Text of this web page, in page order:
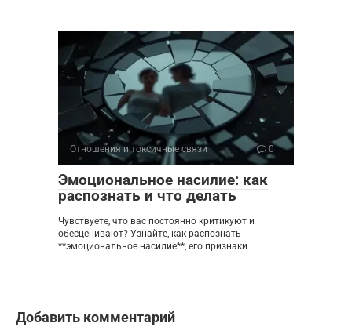
Отношения и токсичные связи 0
Эмоциональное насилие: как
распознать и что делать
Чувствуете, что вас постоянно критикуют и
обесценивают? Узнайте, как распознать
**эмоциональное насилие**, его признаки
Добавить комментарий